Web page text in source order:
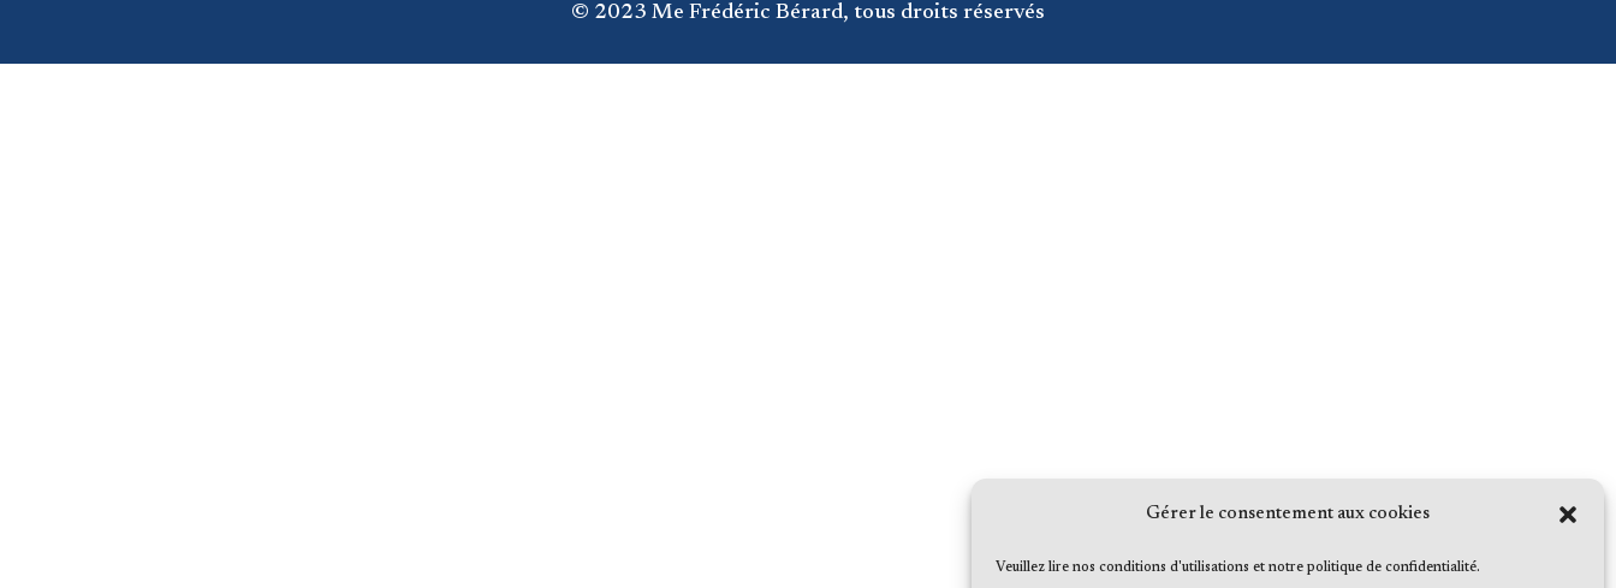
Gérer le consentement aux cookies
Veuillez lire nos conditions d'utilisations et notre politique de confidentialité.
© 2023 Me Frédéric Bérard, tous droits réservés